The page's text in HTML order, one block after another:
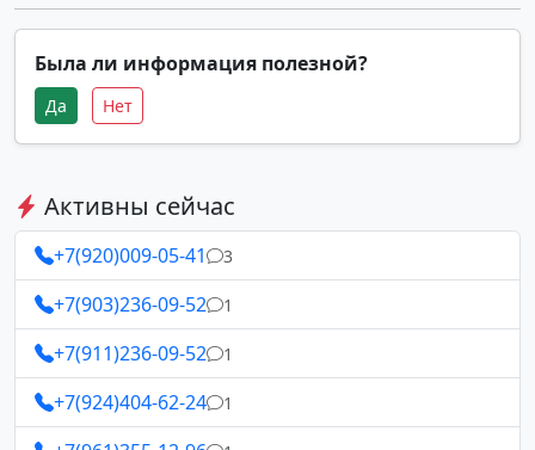
Была ли информация полезной?
Да Нет
Активны сейчас
+7(920)009-05-41 3
+7(903)236-09-52 1
+7(911)236-09-52 1
+7(924)404-62-24 1